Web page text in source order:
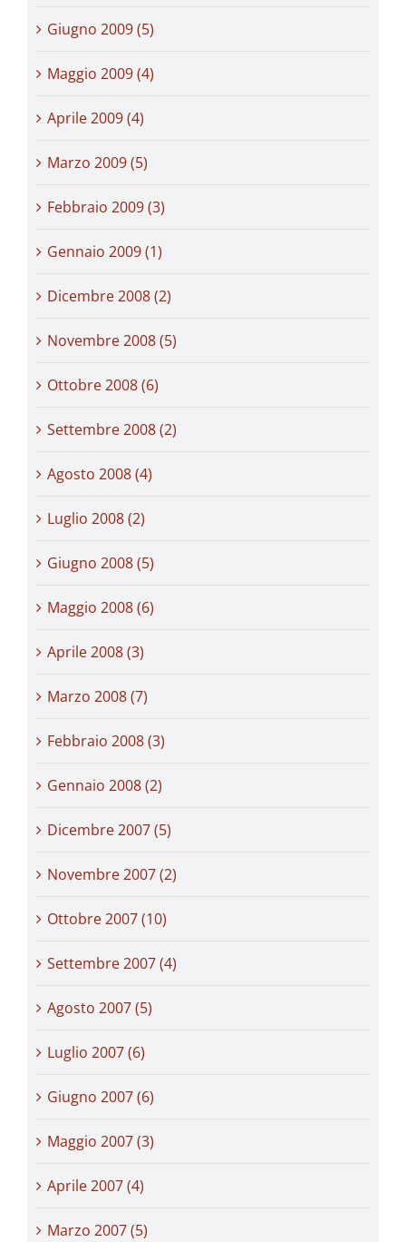
Giugno 2009 (5)
Maggio 2009 (4)
Aprile 2009 (4)
Marzo 2009 (5)
Febbraio 2009 (3)
Gennaio 2009 (1)
Dicembre 2008 (2)
Novembre 2008 (5)
Ottobre 2008 (6)
Settembre 2008 (2)
Agosto 2008 (4)
Luglio 2008 (2)
Giugno 2008 (5)
Maggio 2008 (6)
Aprile 2008 (3)
Marzo 2008 (7)
Febbraio 2008 (3)
Gennaio 2008 (2)
Dicembre 2007 (5)
Novembre 2007 (2)
Ottobre 2007 (10)
Settembre 2007 (4)
Agosto 2007 (5)
Luglio 2007 (6)
Giugno 2007 (6)
Maggio 2007 (3)
Aprile 2007 (4)
Marzo 2007 (5)